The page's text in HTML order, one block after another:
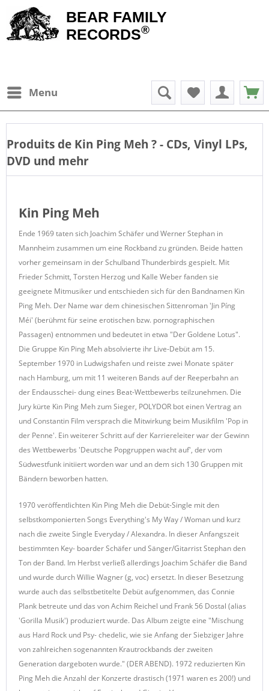
BEAR FAMILY
RECORDS®
Menu
Produits de Kin Ping Meh ? - CDs, Vinyl LPs,
DVD und mehr
Kin Ping Meh
Ende 1969 taten sich Joachim Schäfer und Werner Stephan in
Mannheim zusammen um eine Rockband zu gründen. Beide hatten
vorher gemeinsam in der Schulband Thunderbirds gespielt. Mit
Frieder Schmitt, Torsten Herzog und Kalle Weber fanden sie
geeignete Mitmusiker und entschieden sich für den Bandnamen Kin
Ping Meh. Der Name war dem chinesischen Sittenroman 'Jin Píng
Méi' (berühmt für seine erotischen bzw. pornographischen
Passagen) entnommen und bedeutet in etwa "Der Goldene Lotus".
Die Gruppe Kin Ping Meh absolvierte ihr Live-Debüt am 15.
September 1970 in Ludwigshafen und reiste zwei Monate später
nach Hamburg, um mit 11 weiteren Bands auf der Reeperbahn an
der Endausschei- dung eines Beat-Wettbewerbs teilzunehmen. Die
Jury kürte Kin Ping Meh zum Sieger, POLYDOR bot einen Vertrag an
und Constantin Film versprach die Mitwirkung beim Musikfilm 'Pop in
der Penne'. Ein weiterer Schritt auf der Karriereleiter war der Gewinn
des Wettbewerbs 'Deutsche Popgruppen wacht auf', der vom
Südwestfunk initiiert worden war und an dem sich 130 Gruppen mit
Bändern beworben hatten.
1970 veröffentlichten Kin Ping Meh die Debüt-Single mit den
selbstkomponierten Songs Everything's My Way / Woman und kurz
nach die zweite Single Everyday / Alexandra. In dieser Anfangszeit
bestimmten Key- boarder Schäfer und Sänger/Gitarrist Stephan den
Ton der Band. Im Herbst verließ allerdings Joachim Schäfer die Band
und wurde durch Willie Wagner (g, voc) ersetzt. In dieser Besetzung
wurde auch das selbstbetitelte Debüt aufgenommen, das Connie
Plank betreute und das von Achim Reichel und Frank 56 Dostal (alias
'Gorilla Musik') produziert wurde. Das Album zeigte eine "Mischung
aus Hard Rock und Psy- chedelic, wie sie Anfang der Siebziger Jahre
von zahlreichen sogenannten Krautrockbands der zweiten
Generation dargeboten wurde." (DER ABEND). 1972 reduzierten Kin
Ping Meh die Anzahl der Konzerte drastisch (1971 waren es 200!) und